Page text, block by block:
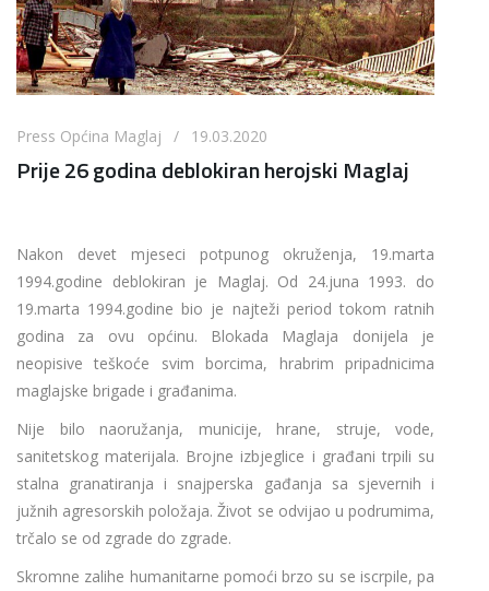
Press Općina Maglaj / 19.03.2020
Prije 26 godina deblokiran herojski Maglaj
Nakon devet mjeseci potpunog okruženja, 19.marta
1994.godine deblokiran je Maglaj. Od 24.juna 1993. do
19.marta 1994.godine bio je najteži period tokom ratnih
godina za ovu općinu. Blokada Maglaja donijela je
neopisive teškoće svim borcima, hrabrim pripadnicima
maglajske brigade i građanima.
Nije bilo naoružanja, municije, hrane, struje, vode,
sanitetskog materijala. Brojne izbjeglice i građani trpili su
stalna granatiranja i snajperska gađanja sa sjevernih i
južnih agresorskih položaja. Život se odvijao u podrumima,
trčalo se od zgrade do zgrade.
Skromne zalihe humanitarne pomoći brzo su se iscrpile, pa